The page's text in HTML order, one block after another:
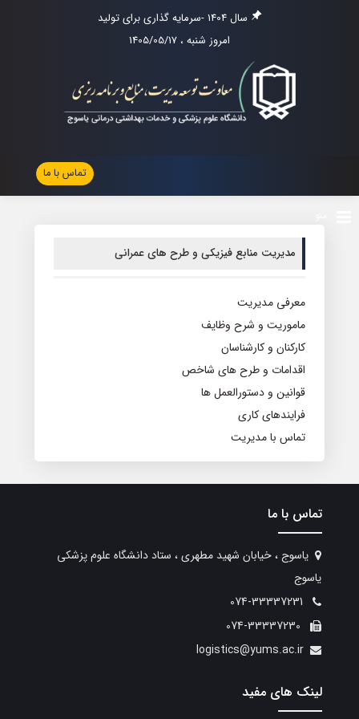
سال 1404 -سرمایه گذاری برای تولید
امروز شنبه ، 1405/05/17
تماس با ما
مدیریت منابع فیزیکی و طرح های عمرانی
معرفی مدیریت
ماموریت و شرح وظایف
کارکنان و کارشناسان
اقدامات و طرح های شاخص
قوانین و دستورالعمل ها
فرایندهای کاری
تماس با مدیریت
تماس با ما
یاسوج ، خیابان شهید مطهری ، ستاد دانشگاه علوم پزشکی
یاسوج
logistics@yums.ac.ir
لینک های مفید